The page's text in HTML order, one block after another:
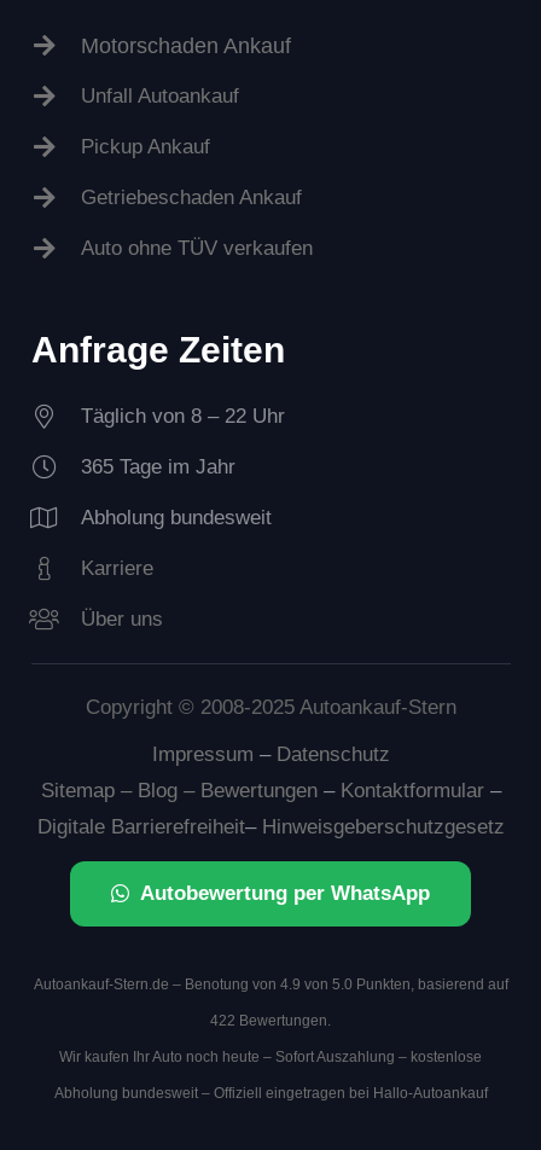
Motorschaden Ankauf
Unfall Autoankauf
Pickup Ankauf
Getriebeschaden Ankauf
Auto ohne TÜV verkaufen
Anfrage Zeiten
Täglich von 8 – 22 Uhr
365 Tage im Jahr
Abholung bundesweit
Karriere
Über uns
Copyright © 2008-2025 Autoankauf-Stern
Impressum – Datenschutz
Sitemap – Blog – Bewertungen– Kontaktformular–
Digitale Barrierefreiheit– Hinweisgeberschutzgesetz
Autobewertung per WhatsApp
Autoankauf-Stern.de – Benotung von 4.9 von 5.0 Punkten, basierend auf
422 Bewertungen.
Wir kaufen Ihr Auto noch heute – Sofort Auszahlung – kostenlose
Abholung bundesweit – Offiziell eingetragen bei Hallo-Autoankauf